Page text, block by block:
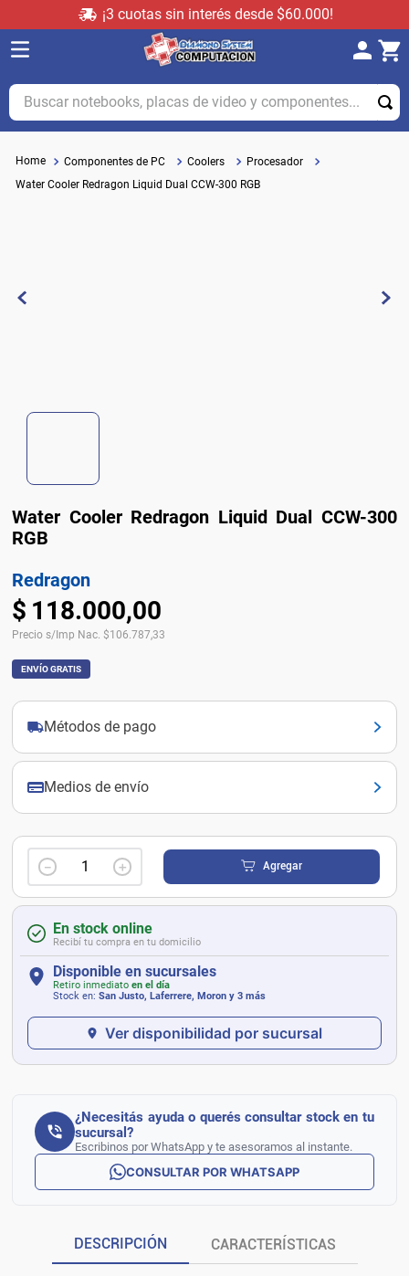
¡3 cuotas sin interés desde $60.000!
Buscar notebooks, placas de video y componentes...
Componentes de PC Coolers
Procesador
Water Cooler Redragon Liquid Dual CCW-300 RGB
Water Cooler Redragon Liquid Dual CCW-300
RGB
Redragon
$ 118.000,00
Precio s/Imp Nac. $106.787,33
ENVÍO GRATIS
Métodos de pago
Medios de envío
＋
－ Agregar
En stock online
Recibí tu compra en tu domicilio
Disponible en sucursales
Retiro inmediato en el día
Stock en: San Justo, Laferrere, Moron y 3 más
Ver disponibilidad por sucursal
¿Necesitás ayuda o querés consultar stock en tu
sucursal?
Escribinos por WhatsApp y te asesoramos al instante.
CONSULTAR POR WHATSAPP
DESCRIPCIÓN CARACTERÍSTICAS